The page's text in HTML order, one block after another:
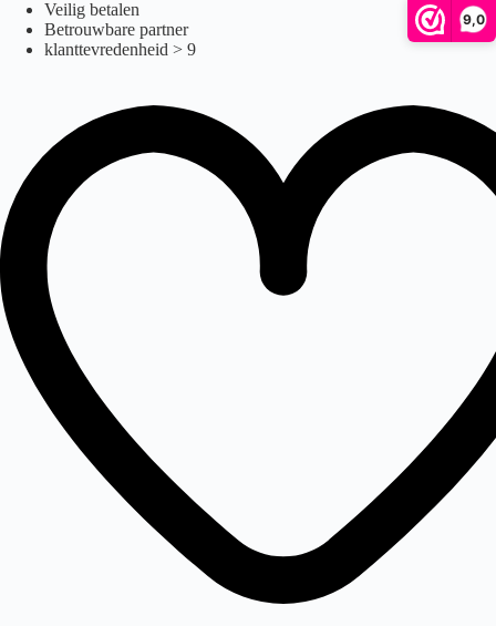
9,0
naar
Veilig betalen
Betrouwbare partner
klanttevredenheid > 9